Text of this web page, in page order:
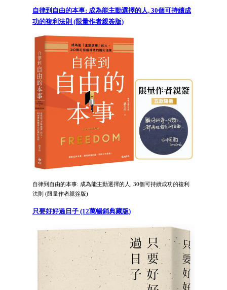
自律到自由的本事: 成為能主動選擇的人, 30個可持續成
功的複利法則 (限量作者親簽版)
自律到自由的本事: 成為能主動選擇的人, 30個可持續成功的複利
法則 (限量作者親簽版)
只要好好過日子 (12萬暢銷典藏版)